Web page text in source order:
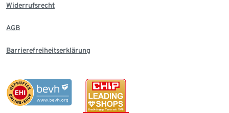
Widerrufsrecht
AGB
Barrierefreiheitserklärung